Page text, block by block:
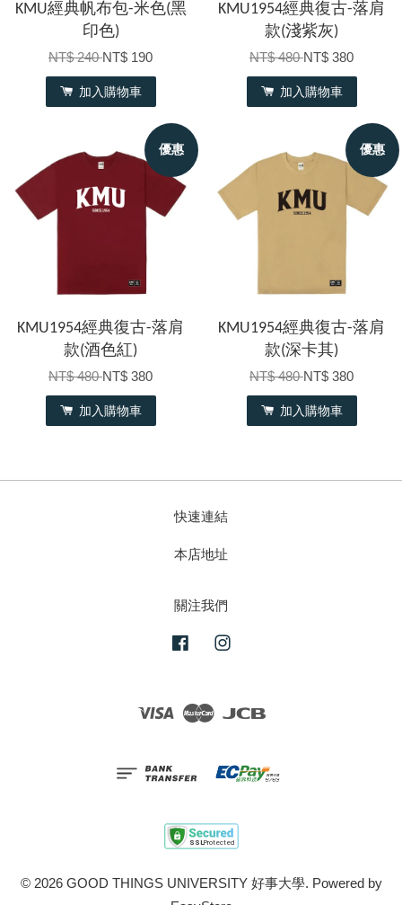
KMU經典帆布包-米色(黑
印色)
NT$ 240NT$ 190
加入購物車
KMU1954經典復古-落肩
款(淺紫灰)
NT$ 480NT$ 380
加入購物車
優惠
KMU1954經典復古-落肩
款(酒色紅)
NT$ 480NT$ 380
加入購物車
優惠
KMU1954經典復古-落肩
款(深卡其)
NT$ 480NT$ 380
加入購物車
快速連結
本店地址
關注我們
Facebook
Visa Master
© 2026 GOOD THINGS UNIVERSITY 好事大學. Powered by